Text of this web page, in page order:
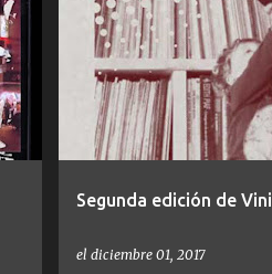
Segunda edición de
el diciembre 01, 2017